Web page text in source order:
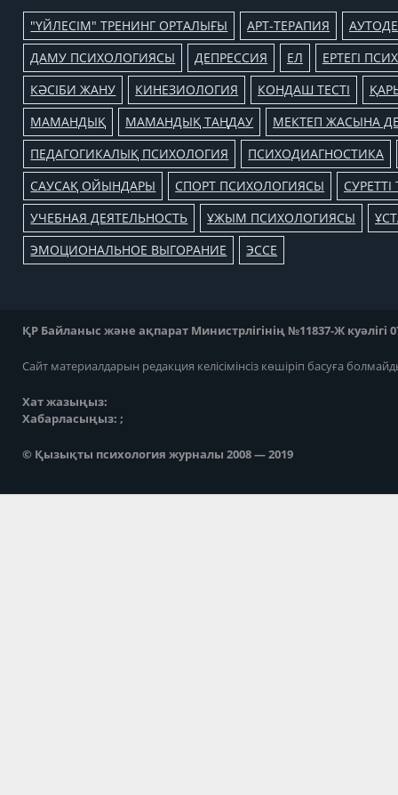
"ҮЙЛЕСІМ" ТРЕНИНГ ОРТАЛЫҒЫ АРТ-ТЕРАПИЯ
ДАМУ ПСИХОЛОГИЯСЫ
ДЕПРЕССИЯ ЕЛ
ЕРТЕГІ
КӘСІБИ ЖАНУ
КИНЕЗИОЛОГИЯ КОНДАШ ТЕСТІ
МАМАНДЫҚ
МАМАНДЫҚ ТАҢДАУ
МЕКТЕП ЖАСЫНА
ПЕДАГОГИКАЛЫҚ ПСИХОЛОГИЯ
ПСИХОДИАГНОСТИКА
САУСАҚ ОЙЫНДАРЫ
СПОРТ ПСИХОЛОГИЯСЫ
СУРЕТТІ
УЧЕБНАЯ ДЕЯТЕЛЬНОСТЬ
ҰЖЫМ ПСИХОЛОГИЯСЫ
ЭМОЦИОНАЛЬНОЕ ВЫГОРАНИЕ
ЭССЕ
ҚР Байланыс және ақпарат Министрлігінің №11837-Ж куәлігі
Сайт материалдарын редакция келісімінсіз көшіріп басуға
Хат жазыңыз:
Хабарласыңыз: ;
© Қызықты психология журналы 2008 — 2019